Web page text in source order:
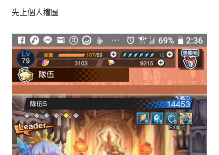
先上個人權圖